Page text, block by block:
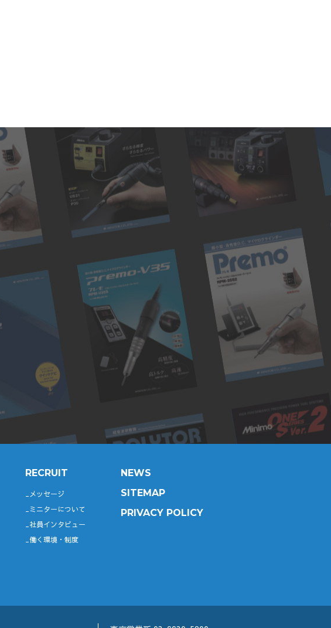
RECRUIT
メッセージ
ミニターについて
社員インタビュー
働く環境・制度
NEWS
SITEMAP
PRIVACY POLICY